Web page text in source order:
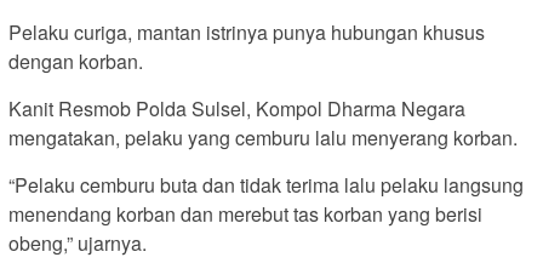
Pelaku curiga, mantan istrinya punya hubungan khusus
dengan korban.
Kanit Resmob Polda Sulsel, Kompol Dharma Negara
mengatakan, pelaku yang cemburu lalu menyerang korban.
“Pelaku cemburu buta dan tidak terima lalu pelaku langsung
menendang korban dan merebut tas korban yang berisi
obeng,” ujarnya.